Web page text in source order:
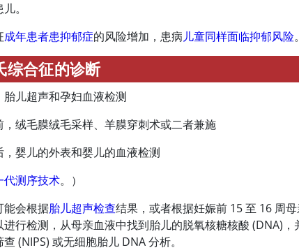
。
成年患者患抑郁症的风险增加，患病儿童同样面临抑郁风险。
综合征的诊断
胎儿超声和孕妇血液检测
，绒毛膜绒毛采样、羊膜穿刺术或二者兼施
，婴儿的外表和婴儿的血液检测
代测序技术。）
能会根据胎儿超声检查结果，或者根据妊娠前 15 至 16 周
进行检测，从母亲血液中找到胎儿的脱氧核糖核酸 (DNA)
(NIPS) 或无细胞胎儿 DNA 分析。